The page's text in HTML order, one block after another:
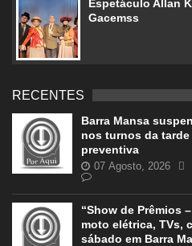
Espetáculo Allan
Gacemss
RECENTES
Barra Mansa
nos turnos da
preventiva
07 Agosto, 2026
“Show de Prêmios
moto elétrica, TVs,
sábado em Barra